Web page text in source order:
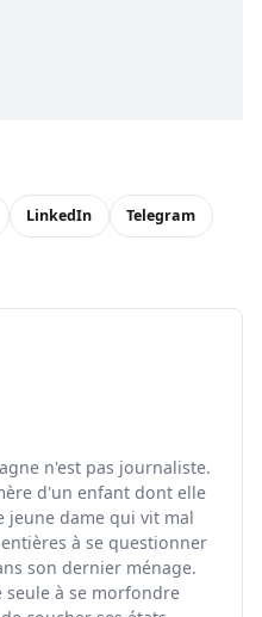
LinkedIn Telegram
n'est pas journaliste.
d'un enfant dont elle
jeune dame qui vit mal
à se questionner
son dernier ménage.
seule à se morfondre